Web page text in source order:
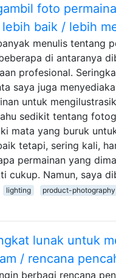
foto
baik / lebih
menulis tentang
di antaranya
profesional.
saya juga
untuk
sedikit tentang
mata yang buruk
tetapi, sering kali,
permainan yang
cukup. Namun, saya
lighting product-photography
lunak untuk
/ rencana
berbagi rencana